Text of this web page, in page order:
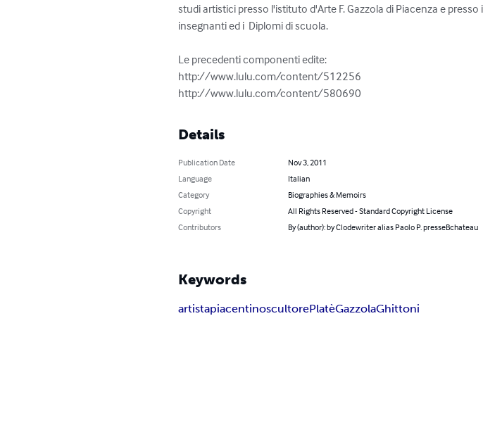
studi artistici presso l'istituto d'Arte F. Gazzola di Piacenza e
insegnanti ed i  Diplomi di scuola.
Le precedenti componenti edite:
http://www.lulu.com/content/512256
http://www.lulu.com/content/580690
Details
Publication Date
Nov 3, 2011
Language
Italian
Category
Biographies & Memoirs
Copyright
All Rights Reserved - Standard Copyright License
Contributors
By (author): by Clodewriter alias Paolo P. presseBchateau
Keywords
artistapiacentinoscultorePlatèGazzolaGhittoni